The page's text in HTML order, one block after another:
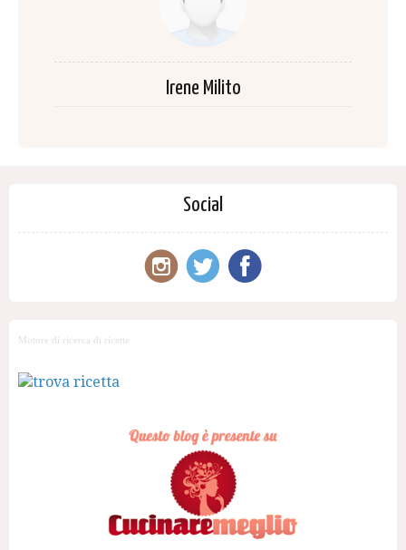
Irene Milito
Social
Motore di ricerca di ricette